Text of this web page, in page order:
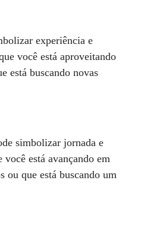
experiência e
você está aproveitando
está buscando novas
simbolizar jornada e
está avançando em
ou que está buscando um